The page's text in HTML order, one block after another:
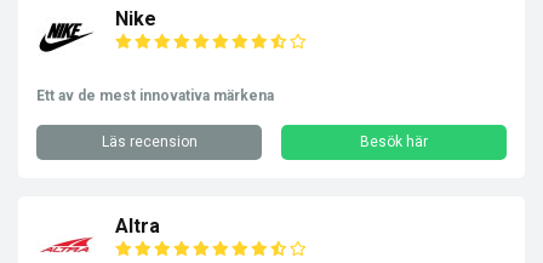
Nike
Ett av de mest innovativa märkena
Läs recension Besök här
Altra